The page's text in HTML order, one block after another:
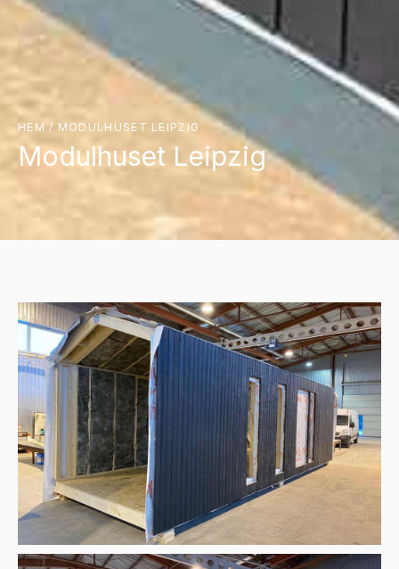
HEM / MODULHUSET LEIPZIG
Modulhuset Leipzig